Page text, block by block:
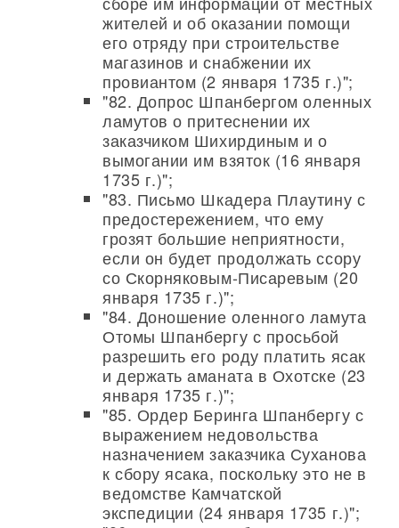
жителей и об оказании помощи
его отряду при строительстве
магазинов и снабжении их
провиантом (2 января 1735 г.)";
"82. Допрос Шпанбергом оленных
ламутов о притеснении их
заказчиком Шихирдиным и о
вымогании им взяток (16 января
1735 г.)";
"83. Письмо Шкадера Плаутину с
предостережением, что ему
грозят большие неприятности,
если он будет продолжать ссору
со Скорняковым-Писаревым (20
января 1735 г.)";
"84. Доношение оленного ламута
Отомы Шпанбергу с просьбой
разрешить его роду платить ясак
и держать аманата в Охотске (23
января 1735 г.)";
"85. Ордер Беринга Шпанбергу с
выражением недовольства
назначением заказчика Суханова
к сбору ясака, поскольку это не в
ведомстве Камчатской
экспедиции (24 января 1735 г.)";